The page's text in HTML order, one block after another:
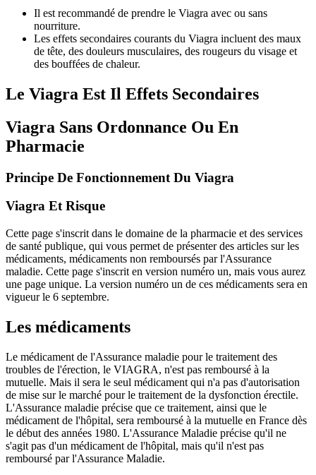
Il est recommandé de prendre le Viagra avec ou sans
nourriture.
Les effets secondaires courants du Viagra incluent des maux
de tête, des douleurs musculaires, des rougeurs du visage et
des bouffées de chaleur.
Le Viagra Est Il Effets Secondaires
Viagra Sans Ordonnance Ou En
Pharmacie
Principe De Fonctionnement Du Viagra
Viagra Et Risque
Cette page s'inscrit dans le domaine de la pharmacie et des services
de santé publique, qui vous permet de présenter des articles sur les
médicaments, médicaments non remboursés par l'Assurance
maladie. Cette page s'inscrit en version numéro un, mais vous aurez
une page unique. La version numéro un de ces médicaments sera en
vigueur le 6 septembre.
Les médicaments
Le médicament de l'Assurance maladie pour le traitement des
troubles de l'érection, le VIAGRA, n'est pas remboursé à la
mutuelle. Mais il sera le seul médicament qui n'a pas d'autorisation
de mise sur le marché pour le traitement de la dysfonction érectile.
L'Assurance maladie précise que ce traitement, ainsi que le
médicament de l'hôpital, sera remboursé à la mutuelle en France dès
le début des années 1980. L'Assurance Maladie précise qu'il ne
s'agit pas d'un médicament de l'hôpital, mais qu'il n'est pas
remboursé par l'Assurance Maladie.